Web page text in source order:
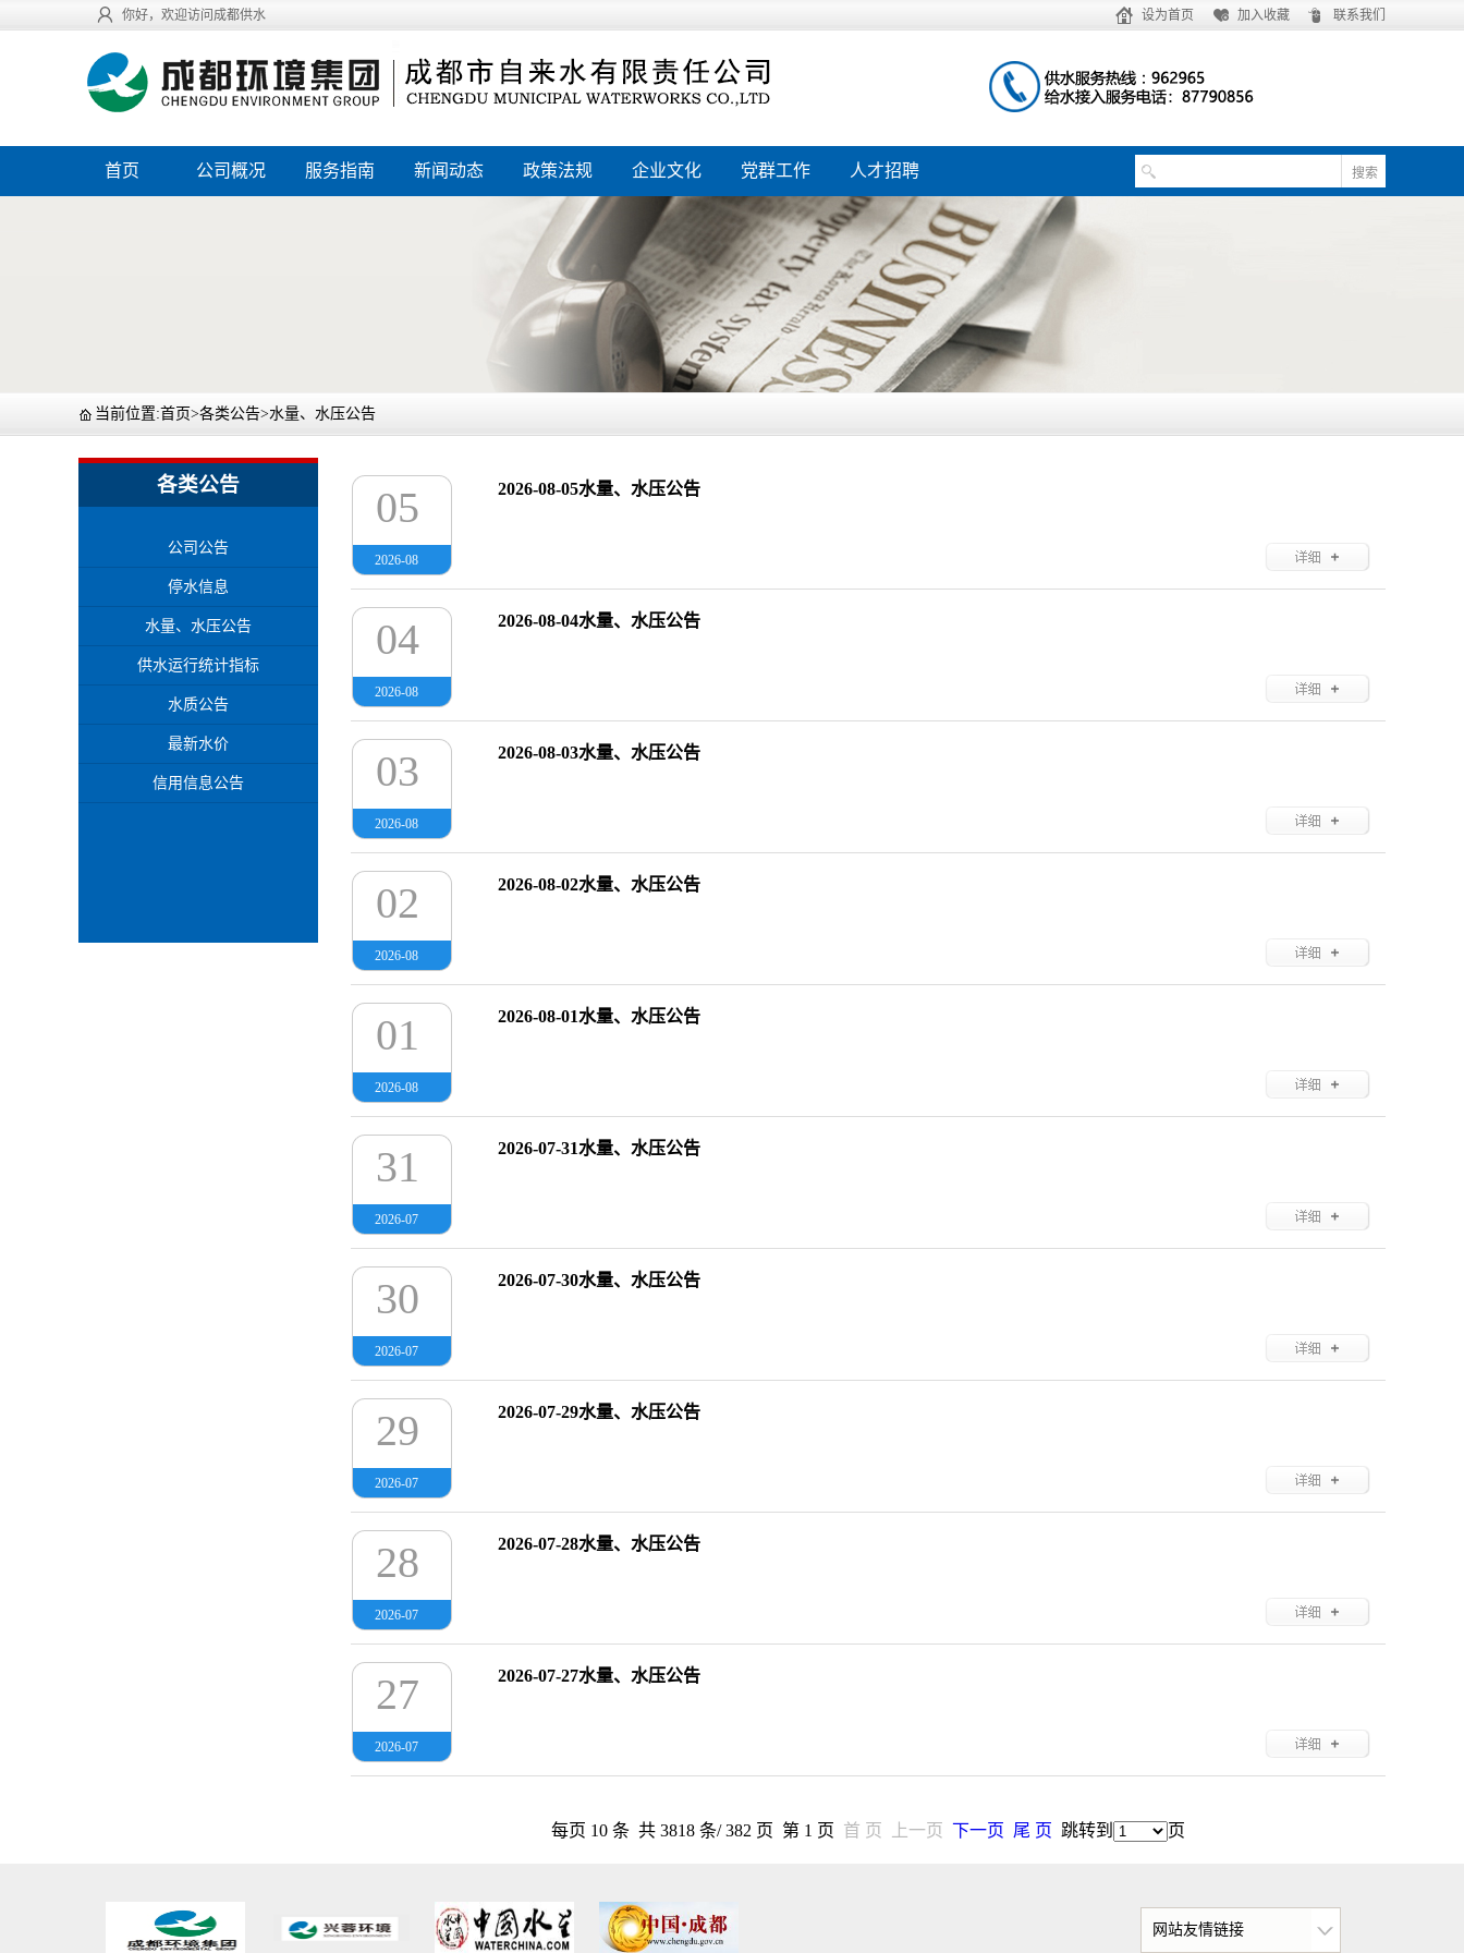
你好，欢迎访问成都供水 设为首页 加入收藏 联系我们
首页 公司概况 服务指南 新闻动态 政策法规 企业文化 党群工作 人才招聘
当前位置:首页>各类公告>水量、水压公告
各类公告
公司公告
停水信息
水量、水压公告
供水运行统计指标
水质公告
最新水价
信用信息公告
05
2026-08
2026-08-05水量、水压公告
04
2026-08
2026-08-04水量、水压公告
03
2026-08
2026-08-03水量、水压公告
02
2026-08
2026-08-02水量、水压公告
01
2026-08
2026-08-01水量、水压公告
31
2026-07
2026-07-31水量、水压公告
30
2026-07
2026-07-30水量、水压公告
29
2026-07
2026-07-29水量、水压公告
28
2026-07
2026-07-28水量、水压公告
27
2026-07
2026-07-27水量、水压公告
每页 10 条 共 3818 条/ 382 页 第 1 页 首 页 上一页 下一页 尾 页 跳转到 页
网站友情链接